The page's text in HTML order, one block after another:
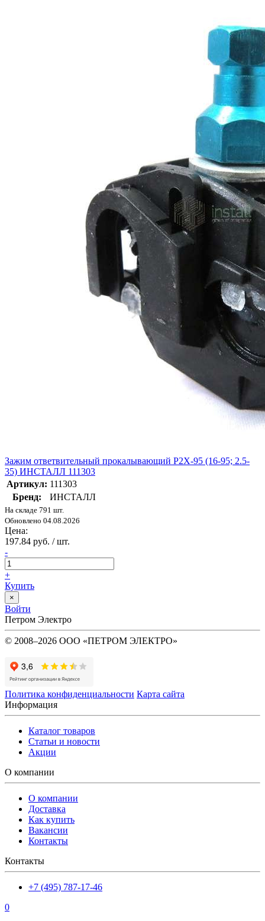
Зажим ответвительный прокалывающий Р2Х-95 (16-95; 2.5-
35) ИНСТАЛЛ 111303
Артикул: 111303
Бренд:
ИНСТАЛЛ
На складе 791 шт.
Обновлено 04.08.2026
Цена:
197.84 руб. / шт.
-
+
Купить
×
Войти
Петром Электро
© 2008–2026 ООО «ПЕТРОМ ЭЛЕКТРО»
Политика конфиденциальности Карта сайта
Информация
Каталог товаров
Статьи и новости
Акции
О компании
О компании
Доставка
Как купить
Вакансии
Контакты
Контакты
+7 (495) 787-17-46
0